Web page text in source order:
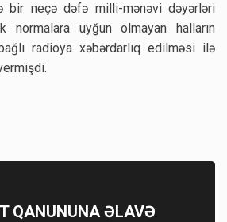
bir neçə dəfə milli-mənəvi dəyərləri
normalara uyğun olmayan halların
radioya xəbərdarlıq edilməsi ilə
QANUNUNA ƏLAVƏ